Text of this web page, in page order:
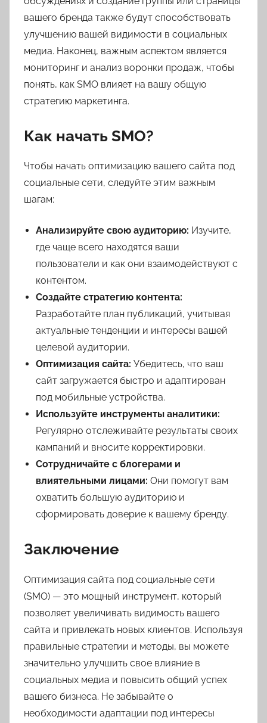
вашего бренда также будут способствовать
улучшению вашей видимости в социальных
медиа. Наконец, важным аспектом является
мониторинг и анализ воронки продаж, чтобы
понять, как SMO влияет на вашу общую
стратегию маркетинга.
Как начать SMO?
Чтобы начать оптимизацию вашего сайта под
социальные сети, следуйте этим важным
шагам:
Анализируйте свою аудиторию: Изучите,
где чаще всего находятся ваши
пользователи и как они взаимодействуют с
контентом.
Создайте стратегию контента:
Разработайте план публикаций, учитывая
актуальные тенденции и интересы вашей
целевой аудитории.
Оптимизация сайта: Убедитесь, что ваш
сайт загружается быстро и адаптирован
под мобильные устройства.
Используйте инструменты аналитики:
Регулярно отслеживайте результаты своих
кампаний и вносите корректировки.
Сотрудничайте с блогерами и
влиятельными лицами: Они помогут вам
охватить большую аудиторию и
сформировать доверие к вашему бренду.
Заключение
Оптимизация сайта под социальные сети
(SMO) — это мощный инструмент, который
позволяет увеличивать видимость вашего
сайта и привлекать новых клиентов. Используя
правильные стратегии и методы, вы можете
значительно улучшить свое влияние в
социальных медиа и повысить общий успех
вашего бизнеса. Не забывайте о
необходимости адаптации под интересы